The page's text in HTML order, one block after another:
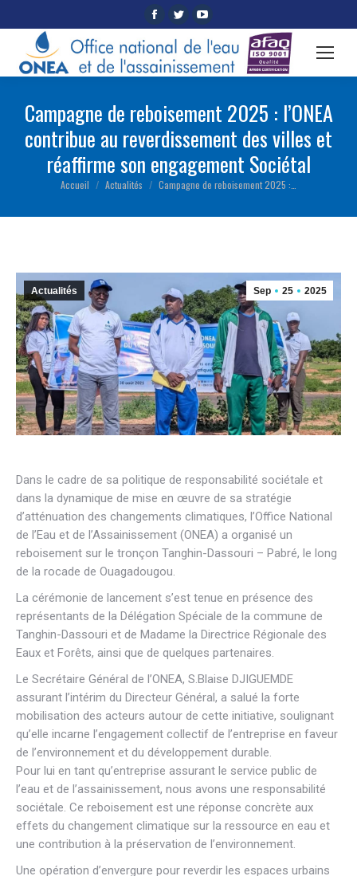
Facebook
opens
in
window
Twitter
opens
in
window
opens
in
window
Campagne de reboisement 2025 : l’ONEA
contribue au reverdissement des villes et
réaffirme son engagement Sociétal
Vous êtes ici :
Accueil Actualités Campagne de reboisement 2025 :…
Sep 25 2025
Actualités
Dans le cadre de sa politique de responsabilité sociétale et
dans la dynamique de mise en œuvre de sa stratégie
d’atténuation des changements climatiques, l’Office National
de l’Eau et de l’Assainissement (ONEA) a organisé un
reboisement sur le tronçon Tanghin-Dassouri – Pabré, le long
de la rocade de Ouagadougou.
La cérémonie de lancement s’est tenue en présence des
représentants de la Délégation Spéciale de la commune de
Tanghin-Dassouri et de Madame la Directrice Régionale des
Eaux et Forêts, ainsi que de quelques partenaires.
Le Secrétaire Général de l’ONEA, S.Blaise DJIGUEMDE
assurant l’intérim du Directeur Général, a salué la forte
mobilisation des acteurs autour de cette initiative, soulignant
qu’elle incarne l’engagement collectif de l’entreprise en faveur
de l’environnement et du développement durable.
Pour lui en tant qu’entreprise assurant le service public de
l’eau et de l’assainissement, nous avons une responsabilité
sociétale. Ce reboisement est une réponse concrète aux
effets du changement climatique sur la ressource en eau et
une contribution à la préservation de l’environnement.
Une opération d’envergure pour reverdir les espaces urbains